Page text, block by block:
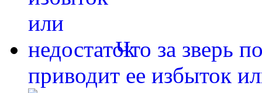
Что за зверь
приводит ее избыток